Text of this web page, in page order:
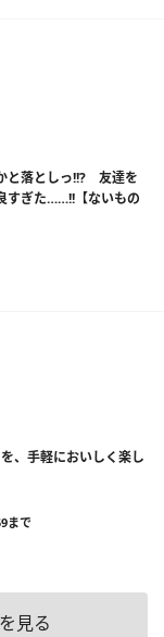
と落としっ!!? 友達を
すぎた……!!【ないもの
、手軽においしく楽し
まで
見る